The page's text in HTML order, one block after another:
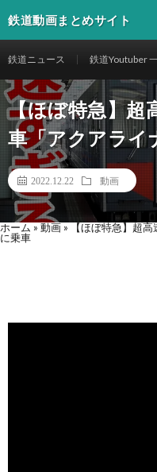
鉄道動画まとめサイト
鉄道ニュース 鉄道Youtuber
【ほぼ特急】超
車「アクアライ
2022.12.22 動画
ホーム » 動画 » 【ほぼ特急】超
に乗車